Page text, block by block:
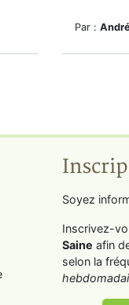
Par :
Soyez
Inscrivez-
Saine afin
selon la